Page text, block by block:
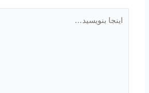
بنویسید…